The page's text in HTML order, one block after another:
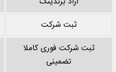
ثبت شرکت
ثبت شرکت فوری کاملا
تضمینی